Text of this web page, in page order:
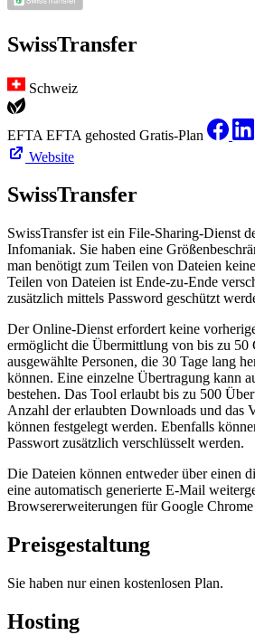
SwissTransfer
Schweiz
EFTA EFTA gehosted Gratis-Plan
Website
SwissTransfer
SwissTransfer ist ein File-Sharing-Dienst
Infomaniak. Sie haben eine
man benötigt zum Teilen von Dateien
Teilen von Dateien ist Ende-zu-Ende
zusätzlich mittels Password geschützt
Der Online-Dienst erfordert keine
ermöglicht die Übermittlung von bis zu 50
ausgewählte Personen, die 30 Tage lang
können. Eine einzelne Übertragung kann
bestehen. Das Tool erlaubt bis zu 500
Anzahl der erlaubten Downloads und das
können festgelegt werden. Ebenfalls
Passwort zusätzlich verschlüsselt werden.
Die Dateien können entweder über einen
eine automatisch generierte E-Mail
Browsererweiterungen für Google
Preisgestaltung
Sie haben nur einen kostenlosen Plan.
Hosting